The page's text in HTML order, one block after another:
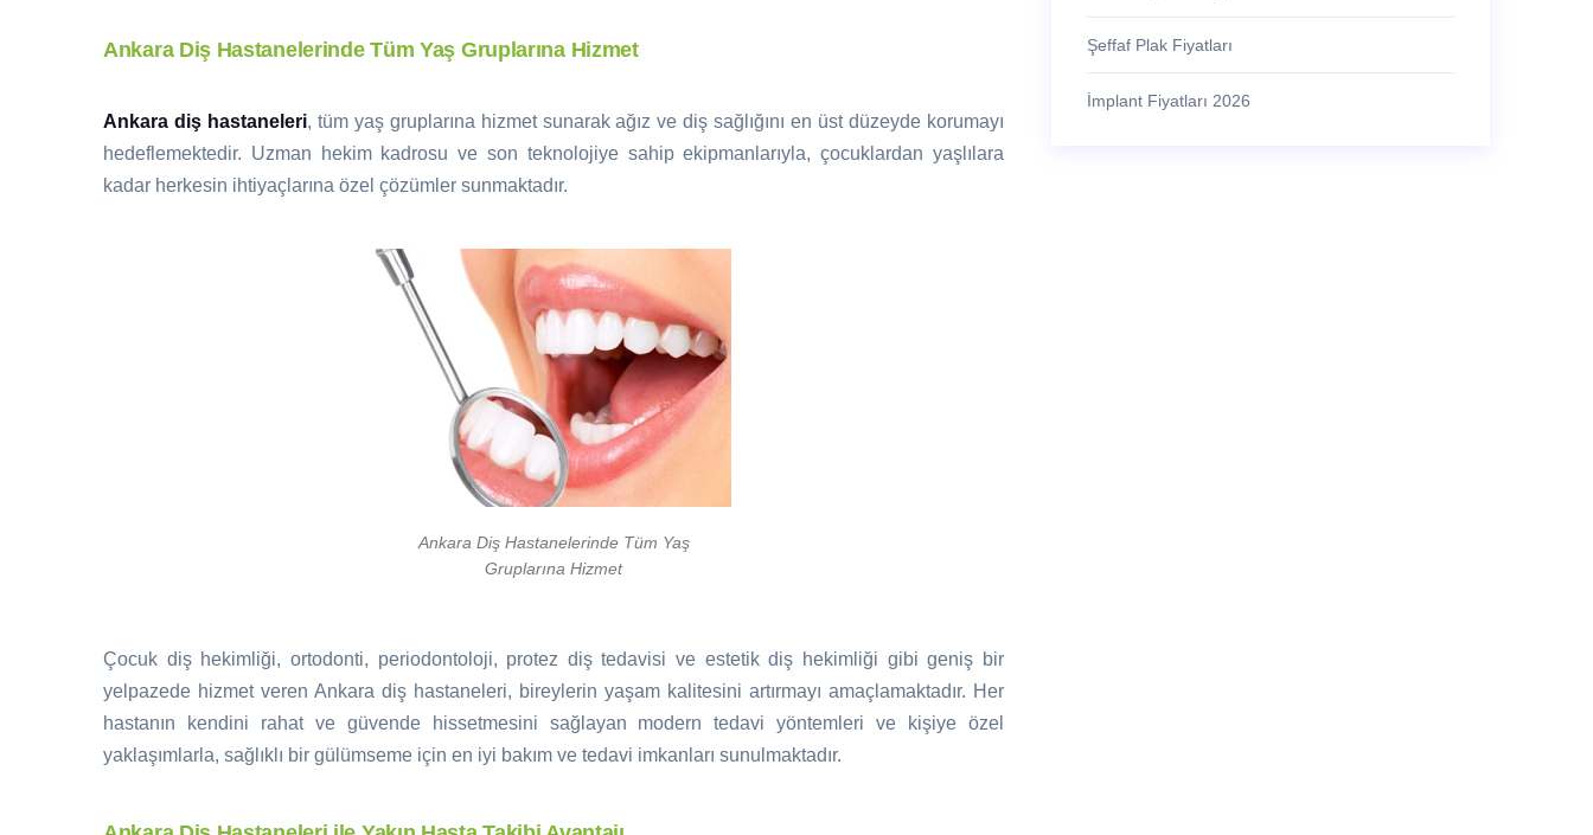
Ankara Diş Hastanelerinde Tüm Yaş Gruplarına Hizmet
Ankara diş hastaneleri, tüm yaş gruplarına hizmet sunarak ağız ve diş sağlığını en üst düzeyde korumayı
hedeflemektedir. Uzman hekim kadrosu ve son teknolojiye sahip ekipmanlarıyla, çocuklardan yaşlılara
kadar herkesin ihtiyaçlarına özel çözümler sunmaktadır.
Ankara Diş Hastanelerinde Tüm Yaş
Gruplarına Hizmet
Çocuk diş hekimliği, ortodonti, periodontoloji, protez diş tedavisi ve estetik diş hekimliği gibi geniş bir
yelpazede hizmet veren Ankara diş hastaneleri, bireylerin yaşam kalitesini artırmayı amaçlamaktadır. Her
hastanın kendini rahat ve güvende hissetmesini sağlayan modern tedavi yöntemleri ve kişiye özel
yaklaşımlarla, sağlıklı bir gülümseme için en iyi bakım ve tedavi imkanları sunulmaktadır.
Şeffaf Plak Fiyatları
İmplant Fiyatları 2026